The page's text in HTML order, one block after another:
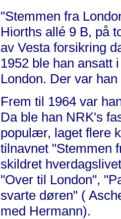
"Stemmen fra
Hiorths allé 9 B, på
av Vesta forsikring
1952 ble han ansatt
London. Der var
Frem til 1964 var
Da ble han NRK's
populær, laget flere
tilnavnet "Stemmen
skildret
"Over til London",
svarte døren" (
med Hermann).